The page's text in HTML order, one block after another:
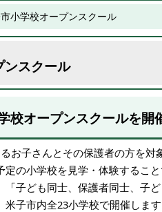
小学校オープンスクール
ンスクール
校オープンスクールを開
お子さんとその保護者の方を
定の小学校を見学・体験するこ
「子ども同士、保護者同士、子
子市内全23小学校で開催しま